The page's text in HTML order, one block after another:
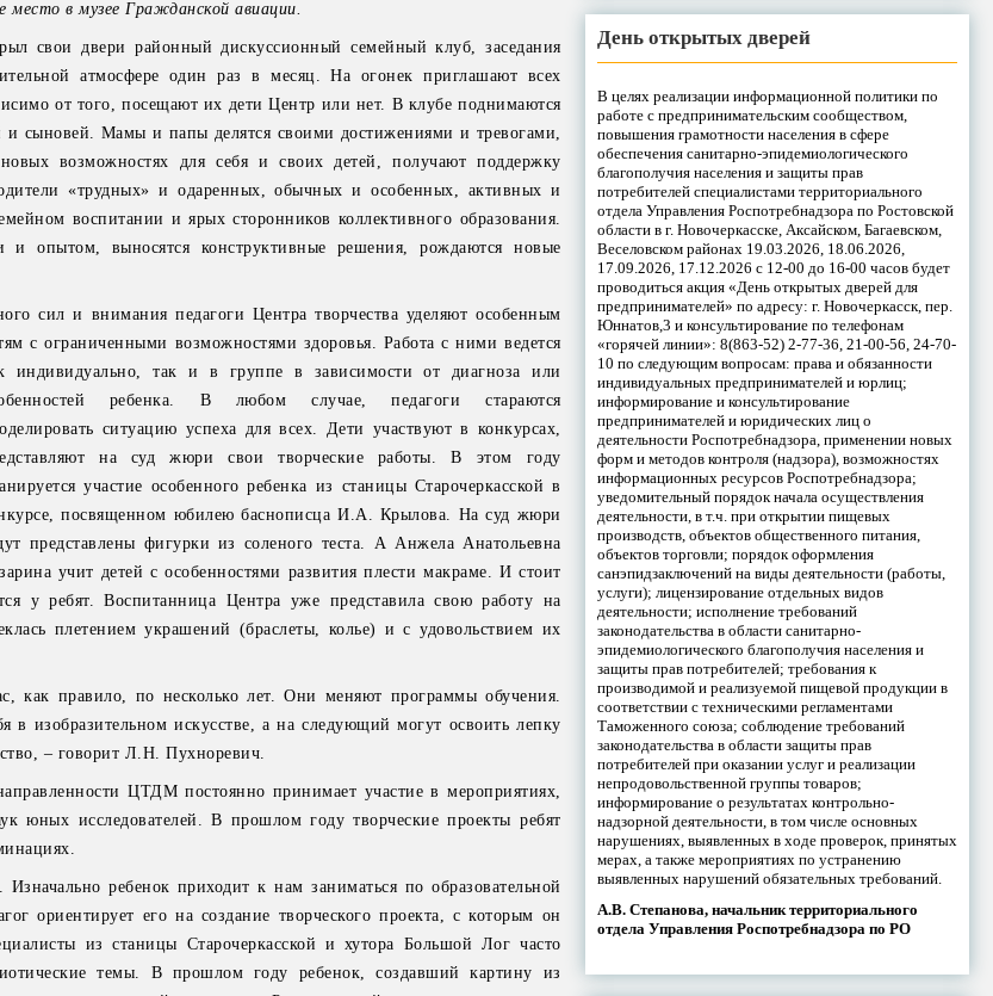
место в музее Гражданской авиации.
свои двери районный дискуссионный семейный клуб, заседания
атмосфере один раз в месяц. На огонек приглашают всех
от того, посещают их дети Центр или нет. В клубе поднимаются
и сыновей. Мамы и папы делятся своими достижениями и тревогами,
возможностях для себя и своих детей, получают поддержку
«трудных» и одаренных, обычных и особенных, активных и
воспитании и ярых сторонников коллективного образования.
и опытом, выносятся конструктивные решения, рождаются новые
сил и внимания педагоги Центра творчества уделяют особенным
с ограниченными возможностями здоровья. Работа с ними ведется
индивидуально, так и в группе в зависимости от диагноза или
ребенка. В любом случае, педагоги стараются
ситуацию успеха для всех. Дети участвуют в конкурсах,
на суд жюри свои творческие работы. В этом году
участие особенного ребенка из станицы Старочеркасской в
посвященном юбилею баснописца И.А. Крылова. На суд жюри
представлены фигурки из соленого теста. А Анжела Анатольевна
учит детей с особенностями развития плести макраме. И стоит
у ребят. Воспитанница Центра уже представила свою работу на
плетением украшений (браслеты, колье) и с удовольствием их
как правило, по несколько лет. Они меняют программы обучения.
в изобразительном искусстве, а на следующий могут освоить лепку
– говорит Л.Н. Пухноревич.
ЦТДМ постоянно принимает участие в мероприятиях,
юных исследователей. В прошлом году творческие проекты ребят
ребенок приходит к нам заниматься по образовательной
ориентирует его на создание творческого проекта, с которым он
из станицы Старочеркасской и хутора Большой Лог часто
темы. В прошлом году ребенок, создавший картину из
День открытых дверей
В целях реализации информационной политики по
работе с предпринимательским сообществом,
повышения грамотности населения в сфере
обеспечения санитарно-эпидемиологического
благополучия населения и защиты прав
потребителей специалистами территориального
отдела Управления Роспотребнадзора по Ростовской
области в г. Новочеркасске, Аксайском, Багаевском,
Веселовском районах 19.03.2026, 18.06.2026,
17.09.2026, 17.12.2026 с 12-00 до 16-00 часов будет
проводиться акция «День открытых дверей для
предпринимателей» по адресу: г. Новочеркасск, пер.
Юннатов,3 и консультирование по телефонам
«горячей линии»: 8(863-52) 2-77-36, 21-00-56, 24-70-
10 по следующим вопросам: права и обязанности
индивидуальных предпринимателей и юрлиц;
информирование и консультирование
предпринимателей и юридических лиц о
деятельности Роспотребнадзора, применении новых
форм и методов контроля (надзора), возможностях
информационных ресурсов Роспотребнадзора;
уведомительный порядок начала осуществления
деятельности, в т.ч. при открытии пищевых
производств, объектов общественного питания,
объектов торговли; порядок оформления
санэпидзаключений на виды деятельности (работы,
услуги); лицензирование отдельных видов
деятельности; исполнение требований
законодательства в области санитарно-
эпидемиологического благополучия населения и
защиты прав потребителей; требования к
производимой и реализуемой пищевой продукции в
соответствии с техническими регламентами
Таможенного союза; соблюдение требований
законодательства в области защиты прав
потребителей при оказании услуг и реализации
непродовольственной группы товаров;
информирование о результатах контрольно-
надзорной деятельности, в том числе основных
нарушениях, выявленных в ходе проверок, принятых
мерах, а также мероприятиях по устранению
выявленных нарушений обязательных требований.
А.В. Степанова, начальник территориального
отдела Управления Роспотребнадзора по РО